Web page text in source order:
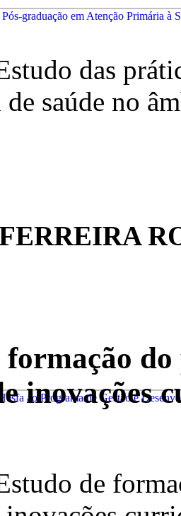
das
saúde no
inovações
de